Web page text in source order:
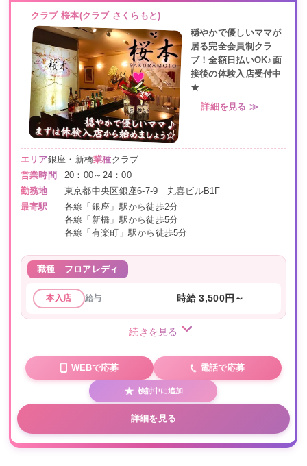
クラブ 桜本(クラブ さくらもと)
穏やかで優しいママが
居る完全会員制クラ
ブ！全額日払いOK♪面
接後の体験入店受付中
★
詳細を見る ≫
エリア銀座・新橋業種クラブ
営業時間
20：00～24：00
勤務地
東京都中央区銀座6-7-9 丸喜ビルB1F
最寄駅
各線「銀座」駅から徒歩2分
各線「新橋」駅から徒歩5分
各線「有楽町」駅から徒歩5分
職種 フロアレディ
本入店 給与 時給 3,500円～
続きを見る
WEBで応募 電話で応募
検討中に追加
詳細を見る